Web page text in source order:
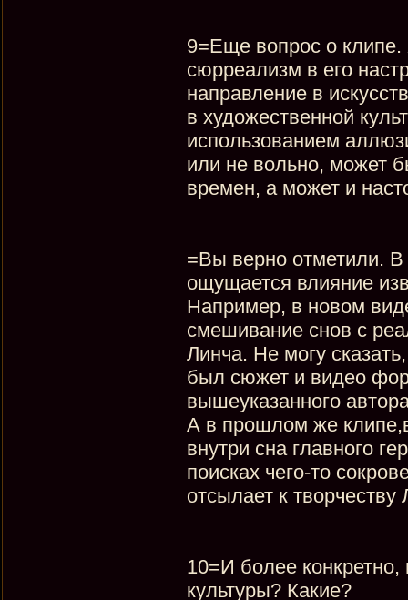
9=Еще вопрос о клипе.
сюрреализм в его
направление в
в художественной
использованием
или не вольно, может
времен, а может и
=Вы верно отметили.
ощущается влияние
Например, в новом
смешивание снов с
Линча. Не могу
был сюжет и видео
вышеуказанного
А в прошлом же
внутри сна главного
поисках чего-то
отсылает к
10=И более
культуры? Какие?